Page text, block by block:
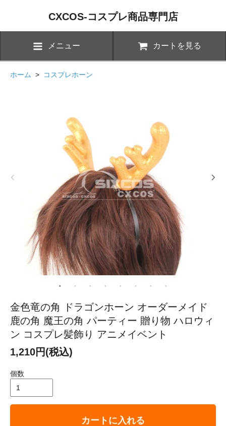
CXCOS-コスプレ商品専門店
メニュー カートを見る
ホーム > コスプレホーン
金色竜の角 ドラゴンホーン オーダーメイド
鹿の角 魔王の角 パーティー 贈り物 ハロウィ
ン コスプレ髪飾り アニメイベント
1,210円(税込)
個数
カートに入れる